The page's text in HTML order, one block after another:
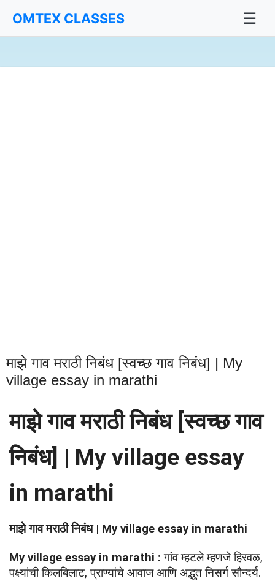
OMTEX CLASSES ☰
माझे गाव मराठी निबंध [स्वच्छ गाव निबंध] | My
village essay in marathi
माझे गाव मराठी निबंध [स्वच्छ गाव
निबंध] | My village essay
in marathi
माझे गाव मराठी निबंध | My village essay in marathi
My village essay in marathi : गांव म्हटले म्हणजे हिरवळ,
पक्ष्यांची किलबिलाट, प्राण्यांचे आवाज आणि अद्भुत निसर्ग सौन्दर्य.